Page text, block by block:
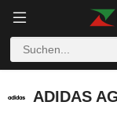
ADIDAS AG
ADIDAS